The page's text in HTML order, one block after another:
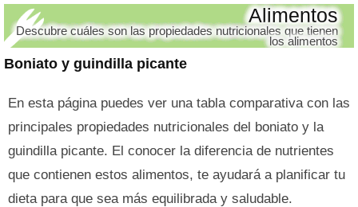
Boniato y guindilla picante
Alimentos
Descubre cuáles son las propiedades nutricionales que tienen
los alimentos
En esta página puedes ver una tabla comparativa con las
principales propiedades nutricionales del boniato y la
guindilla picante. El conocer la diferencia de nutrientes
que contienen estos alimentos, te ayudará a planificar tu
dieta para que sea más equilibrada y saludable.